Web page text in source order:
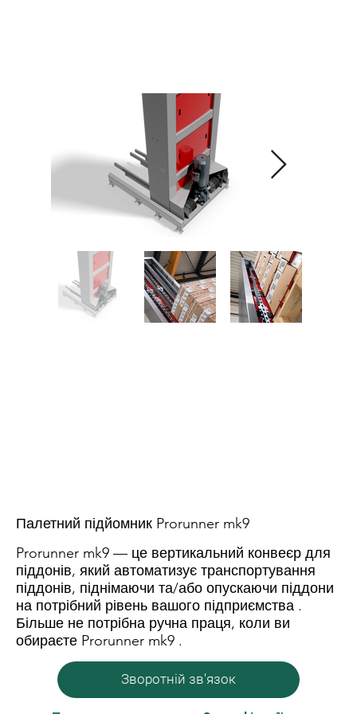
Палетний підйомник Prorunner mk9
Prorunner mk9 — це вертикальний конвеєр для
піддонів, який автоматизує транспортування
піддонів, піднімаючи та/або опускаючи піддони
на потрібний рівень вашого підприємства .
Більше не потрібна ручна праця, коли ви
обираєте Prorunner mk9 .
Зворотній зв'язок